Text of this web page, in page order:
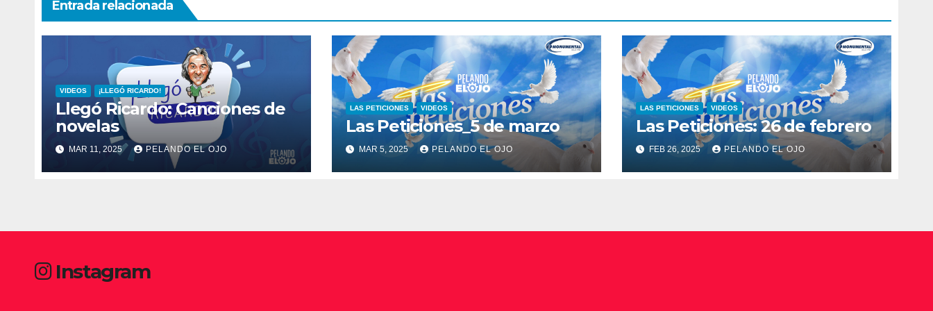
Entrada relacionada
VIDEOS ¡LLEGÓ RICARDO!
Llegó Ricardo: Canciones de
novelas
MAR 11, 2025 PELANDO EL OJO
LAS PETICIONES VIDEOS
Las Peticiones_5 de marzo
MAR 5, 2025 PELANDO EL OJO
LAS PETICIONES VIDEOS
Las Peticiones: 26 de febrero
FEB 26, 2025 PELANDO EL OJO
Instagram